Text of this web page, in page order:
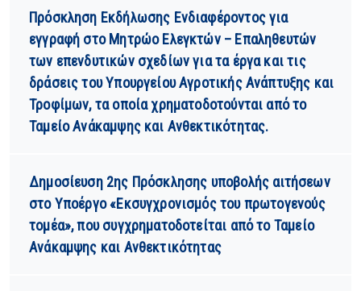
Πρόσκληση Εκδήλωσης Ενδιαφέροντος για
εγγραφή στο Μητρώο Ελεγκτών – Επαληθευτών
των επενδυτικών σχεδίων για τα έργα και τις
δράσεις του Υπουργείου Αγροτικής Ανάπτυξης και
Τροφίμων, τα οποία χρηματοδοτούνται από το
Ταμείο Ανάκαμψης και Ανθεκτικότητας.
Δημοσίευση 2ης Πρόσκλησης υποβολής αιτήσεων
στο Υποέργο «Εκσυγχρονισμός του πρωτογενούς
τομέα», που συγχρηματοδοτείται από το Ταμείο
Ανάκαμψης και Ανθεκτικότητας